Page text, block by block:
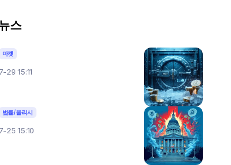
스
마켓
29 15:11
법률/폴리시
25 15:10